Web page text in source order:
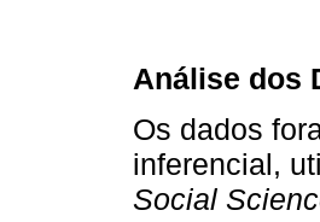
Análise dos
Os dados
inferencial,
Social